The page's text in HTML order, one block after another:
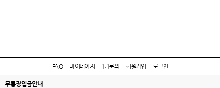
FAQ 마이페이지 1:1문의 회원가입 로그인
무통장입금안내